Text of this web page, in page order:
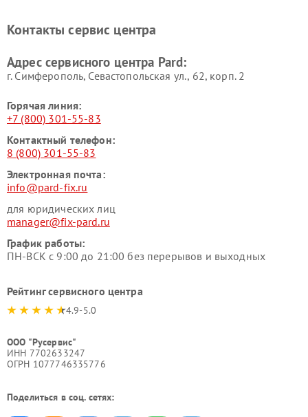
Контакты сервис центра
Адрес сервисного центра Pard:
г. Симферополь, Севастопольская ул., 62, корп. 2
Горячая линия:
+7 (800) 301-55-83
Контактный телефон:
8 (800) 301-55-83
Электронная почта:
info@pard-fix.ru
для юридических лиц
manager@fix-pard.ru
График работы:
ПН-ВСК с 9:00 до 21:00 без перерывов и выходных
Рейтинг сервисного центра
4.9-5.0
ООО "Русервис"
ИНН 7702633247
ОГРН 1077746335776
Поделиться в соц. сетях: